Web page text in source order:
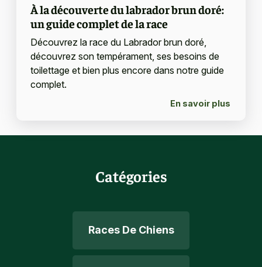
À la découverte du labrador brun doré:
un guide complet de la race
Découvrez la race du Labrador brun doré,
découvrez son tempérament, ses besoins de
toilettage et bien plus encore dans notre guide
complet.
En savoir plus
Catégories
Races De Chiens